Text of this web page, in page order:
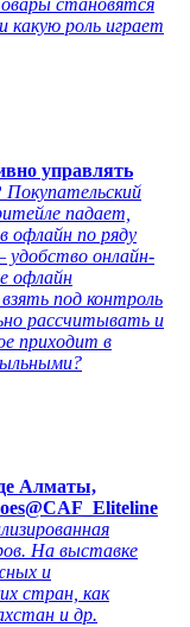
становятся
какую роль играет
управлять
Покупательский
падает,
офлайн по ряду
удобство онлайн-
офлайн
под контроль
рассчитывать и
приходит в
Алматы,
На выставке
и
стран, как
и др.